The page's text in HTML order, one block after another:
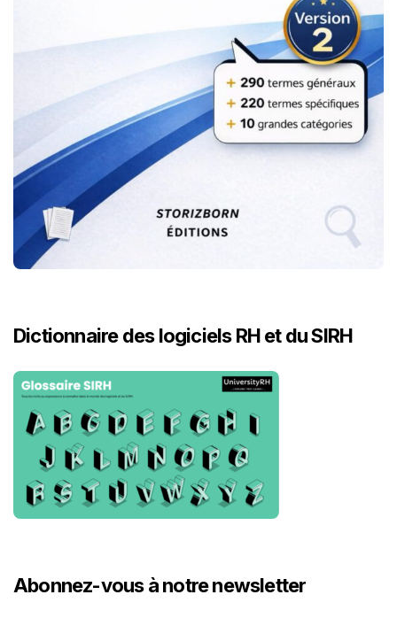
Dictionnaire des logiciels RH et du SIRH
Abonnez-vous à notre newsletter